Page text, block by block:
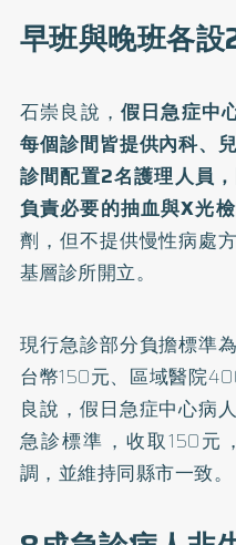
早班與晚班各設
石崇良說， 假日急症中
每個診間皆提供內科、
診間配置2名護理人員
負責必要的抽血與X光檢
劑，但不提供慢性病處
基層診所開立。
現行急診部分負擔標準
台幣150元、區域醫院
良說，假日急症中心病
急診標準，收取150元
調，並維持同縣市一致。